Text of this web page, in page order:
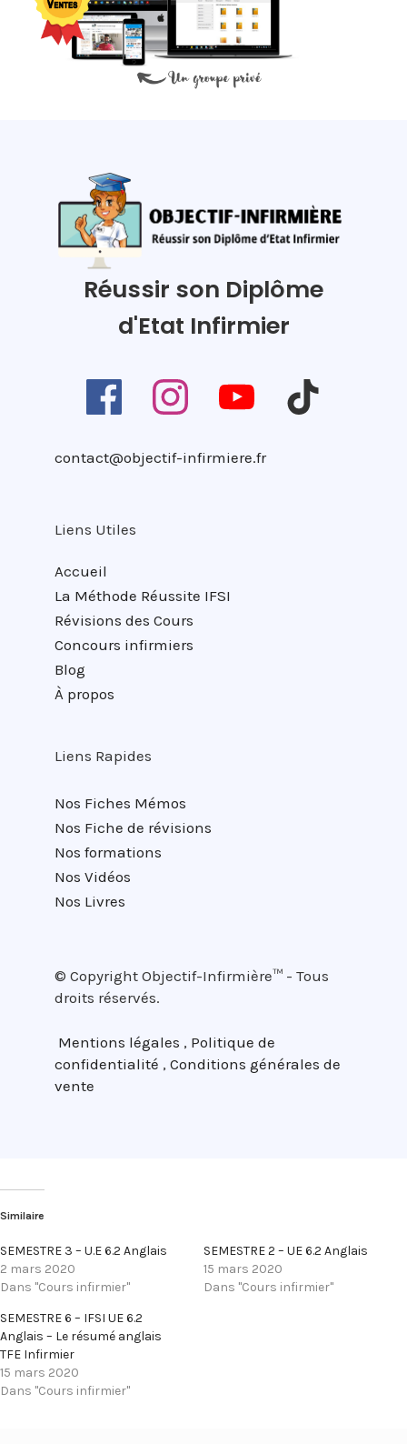
Réussir son Diplôme
d'Etat Infirmier
contact@objectif-infirmiere.fr
Liens Utiles
Accueil
La Méthode Réussite IFSI
Révisions des Cours
Concours infirmiers
Blog
À propos
Liens Rapides
Nos Fiches Mémos
Nos Fiche de révisions
Nos formations
Nos Vidéos
Nos Livres
© Copyright Objectif-Infirmière™ - Tous
droits réservés.
Mentions légales , Politique de
confidentialité , Conditions générales de
vente
Similaire
SEMESTRE 3 – U.E 6.2 Anglais
2 mars 2020
Dans "Cours infirmier"
SEMESTRE 2 – UE 6.2 Anglais
15 mars 2020
Dans "Cours infirmier"
SEMESTRE 6 – IFSI UE 6.2
Anglais – Le résumé anglais
TFE Infirmier
15 mars 2020
Dans "Cours infirmier"